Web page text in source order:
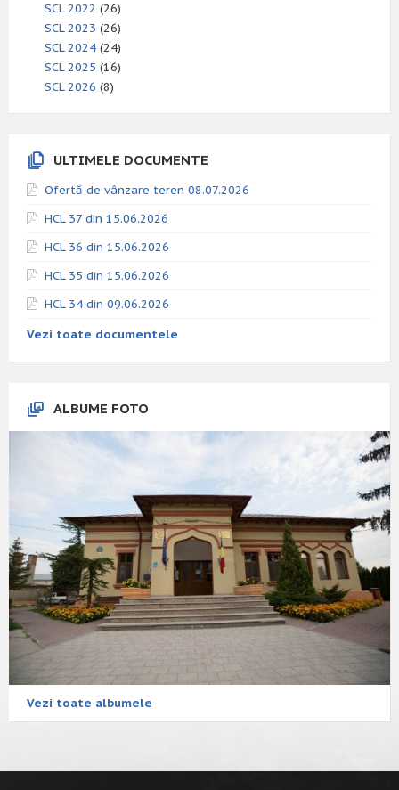
SCL 2022 (26)
SCL 2023 (26)
SCL 2024 (24)
SCL 2025 (16)
SCL 2026 (8)
ULTIMELE DOCUMENTE
Ofertă de vânzare teren 08.07.2026
HCL 37 din 15.06.2026
HCL 36 din 15.06.2026
HCL 35 din 15.06.2026
HCL 34 din 09.06.2026
Vezi toate documentele
ALBUME FOTO
Vezi toate albumele